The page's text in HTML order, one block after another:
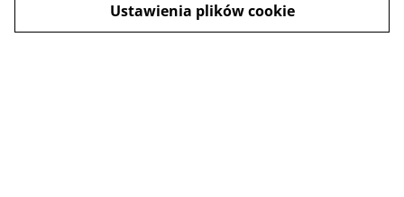
Ustawienia plików cookie